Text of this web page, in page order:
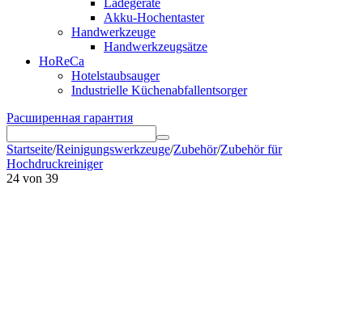
Ladegeräte
Akku-Hochentaster
Handwerkzeuge
Handwerkzeugsätze
HoReCa
Hotelstaubsauger
Industrielle Küchenabfallentsorger
Расширенная гарантия
Startseite/Reinigungswerkzeuge/Zubehör/Zubehör für
Hochdruckreiniger
24 von 39